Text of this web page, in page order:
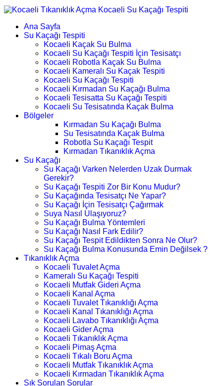
Ana Sayfa
Su Kaçağı Tespiti
Kocaeli Kaçak Su Bulma
Kocaeli Su Kaçağı Tespiti İçin Tesisatçı
Kocaeli Robotla Kaçak Su Bulma
Kocaeli Kameralı Su Kaçak Tespiti
Kocaeli Su Kaçağı Tespiti
Kocaeli Kırmadan Su Kaçağı Bulma
Kocaeli Tesisatta Su Kaçağı Tespiti
Kocaeli Su Tesisatında Kaçak Bulma
Bölgeler
Kırmadan Su Kaçağı Bulma
Su Tesisatında Kaçak Bulma
Robotla Su Kaçağı Tespit
Kırmadan Tıkanıklık Açma
Su Kaçağı
Su Kaçağı Varken Nelerden Uzak Durmak
Gerekir?
Su Kaçağı Tespiti Zor Bir Konu Mudur?
Su Kaçağında Tesisatçı Ne Yapar?
Su Kaçağı İçin Tesisatçı Çağırmak
Suya Nasıl Ulaşıyoruz?
Su Kaçağı Bulma Yöntemleri
Su Kaçağı Nasıl Fark Edilir?
Su Kaçağı Tespit Edildikten Sonra Ne Olur?
Su Kaçağı Bulma Konusunda Emin Değilsek ?
Tıkanıklık Açma
Kocaeli Tuvalet Açma
Kameralı Su Kaçağı Tespiti
Kocaeli Mutfak Gideri Açma
Kocaeli Kanal Açma
Kocaeli Tuvalet Tıkanıklığı Açma
Kocaeli Kanal Tıkanıklığı Açma
Kocaeli Lavabo Tıkanıklığı Açma
Kocaeli Gider Açma
Kocaeli Tıkanıklık Açma
Kocaeli Pimaş Açma
Kocaeli Tıkalı Boru Açma
Kocaeli Mutfak Tıkanıklık Açma
Kocaeli Kırmadan Tıkanıklık Açma
Sık Sorulan Sorular